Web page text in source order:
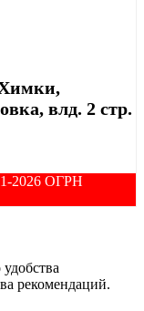
Химки,
влд. 2 стр.
2026 ОГРН
рекомендаций.